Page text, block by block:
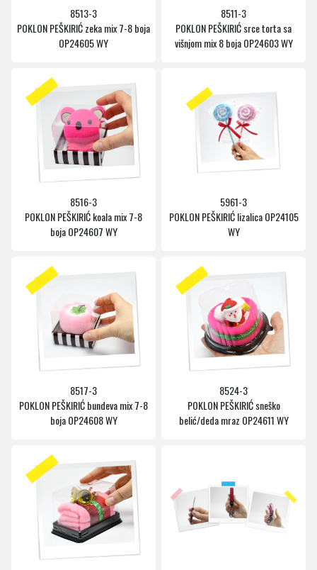
8513-3
POKLON PEŠKIRIĆ zeka mix 7-8 boja
OP24605 WY
8511-3
POKLON PEŠKIRIĆ srce torta sa
višnjom mix 8 boja OP24603 WY
8516-3
POKLON PEŠKIRIĆ koala mix 7-8
boja OP24607 WY
5961-3
POKLON PEŠKIRIĆ lizalica OP24105
WY
8517-3
POKLON PEŠKIRIĆ bundeva mix 7-8
boja OP24608 WY
8524-3
POKLON PEŠKIRIĆ sneško
belić/deda mraz OP24611 WY